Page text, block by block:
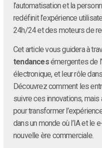
l’automatisation et la
redéfinit l’expérience
24h/24 et des moteurs de
Cet article vous guidera à
tendancesémergentes de
électronique, et leur rôle
Découvrez comment les
suivre ces innovations,
pour transformer
dans un monde où l’IA et le
nouvelle ère commerciale.